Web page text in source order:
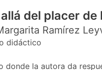
del placer de
Ramírez
didáctico
donde la autora da